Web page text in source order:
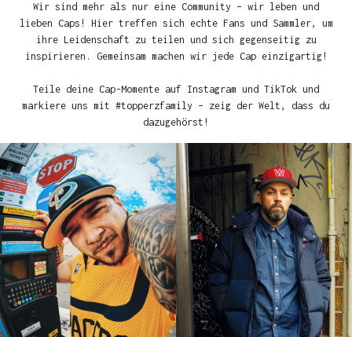
Wir sind mehr als nur eine Community – wir leben und
lieben Caps! Hier treffen sich echte Fans und Sammler, um
ihre Leidenschaft zu teilen und sich gegenseitig zu
inspirieren. Gemeinsam machen wir jede Cap einzigartig!
Teile deine Cap-Momente auf Instagram und TikTok und
markiere uns mit #topperzfamily – zeig der Welt, dass du
dazugehörst!